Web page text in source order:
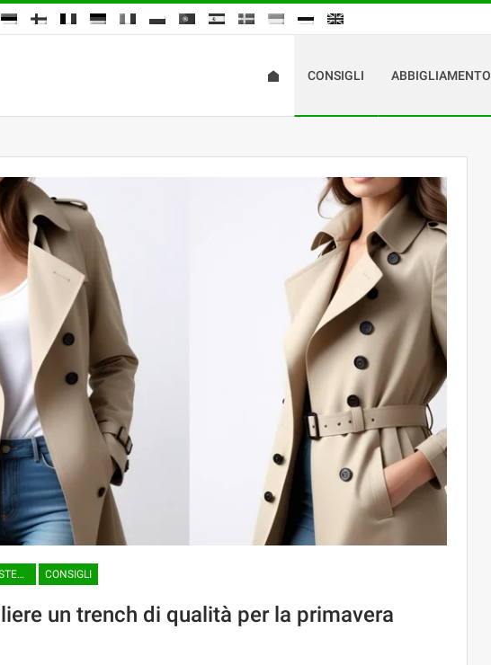
CONSIGLI ABBIGLIAMENTO
ABBIGLIAMENTO ESTERNO CONSIGLI
un trench di qualità per la primavera